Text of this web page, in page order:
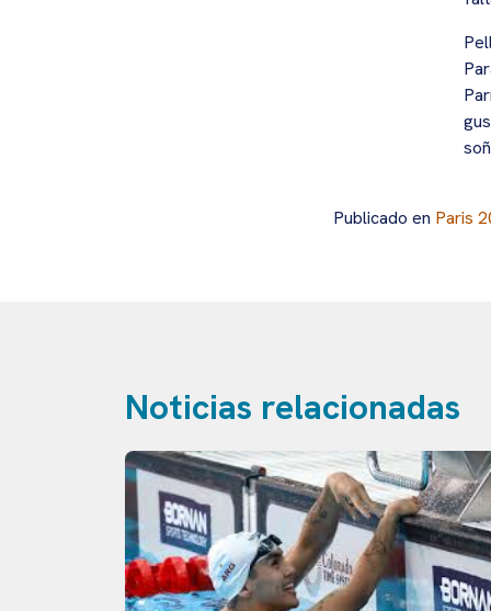
Publicado en Paris
Noticias relacionadas